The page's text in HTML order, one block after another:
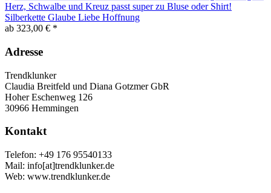
Silberkette Glaube Liebe Hoffnung
ab 323,00 € *
Adresse
Trendklunker
Claudia Breitfeld und Diana Gotzmer GbR
Hoher Eschenweg 126
30966 Hemmingen
Kontakt
Telefon: +49 176 95540133
Mail: info[at]trendklunker.de
Web: www.trendklunker.de